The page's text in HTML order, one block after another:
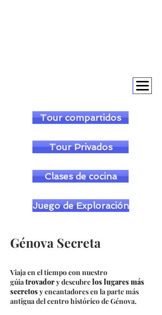
Tour compartidos
Tour Privados
Clases de cocina
Juego de Exploración
Génova Secreta
Viaja en el tiempo con nuestro
gúiatrovadory descubrelos lugares más
secretosy encantadores en la parte más
antigua del centro histórico de Génova.